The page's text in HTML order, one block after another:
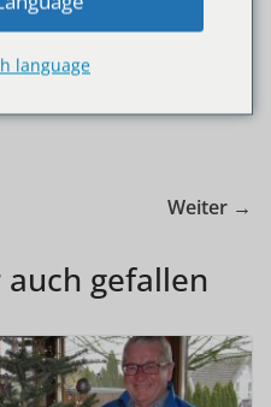
Weiter →
gefallen
language